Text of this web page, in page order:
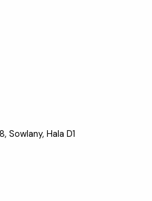
Sowlany, Hala D1